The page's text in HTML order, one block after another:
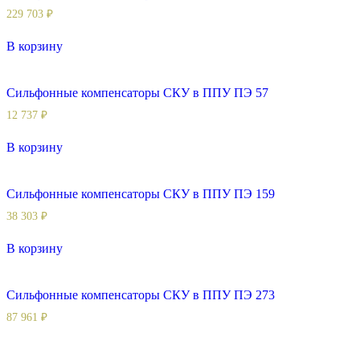
229 703 ₽
В корзину
Сильфонные компенсаторы СКУ в ППУ ПЭ 57
12 737 ₽
В корзину
Сильфонные компенсаторы СКУ в ППУ ПЭ 159
38 303 ₽
В корзину
Сильфонные компенсаторы СКУ в ППУ ПЭ 273
87 961 ₽